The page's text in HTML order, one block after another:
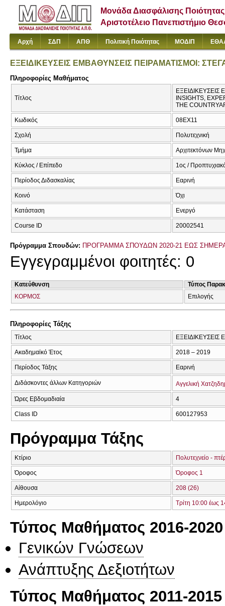
Μονάδα Διασφάλισης Ποιότητας
Αριστοτέλειο Πανεπιστήμιο
Αρχή ΣΔΠ ΑΠΘ Πολιτική Ποιότητας ΜΟΔΙΠ
ΕΞΕΙΔΙΚΕΥΣΕΙΣ ΕΜΒΑΘΥΝΣΕΙΣ ΠΕΙΡΑΜΑΤΙΣΜΟΙ:
Πληροφορίες Μαθήματος
Τίτλος
INSIGHTS,
THE
Κωδικός 08EX11
Σχολή Πολυτεχνική
Τμήμα Αρχιτεκτόνων
Κύκλος / Επίπεδο 1ος /
Περίοδος Διδασκαλίας Εαρινή
Κοινό Όχι
Κατάσταση Ενεργό
Course ID 20002541
Πρόγραμμα Σπουδών: ΠΡΟΓΡΑΜΜΑ ΣΠΟΥΔΩΝ 2020-21 ΕΩΣ
Εγγεγραμμένοι φοιτητές: 0
Κατεύθυνση
Τύπος
ΚΟΡΜΟΣ
Επιλογής
Πληροφορίες Τάξης
Τίτλος
Ακαδημαϊκό Έτος 2018 – 2019
Περίοδος Τάξης Εαρινή
Διδάσκοντες άλλων Κατηγοριών Αγγελική
Ώρες Εβδομαδιαία 4
Class ID 600127953
Πρόγραμμα Τάξης
Κτίριο Πολυτεχνείο -
Όροφος Όροφος 1
Αίθουσα 208 (26)
Ημερολόγιο Τρίτη 10:00 έως
Τύπος Μαθήματος 2016-2020
Γενικών Γνώσεων
Ανάπτυξης Δεξιοτήτων
Τύπος Μαθήματος 2011-2015